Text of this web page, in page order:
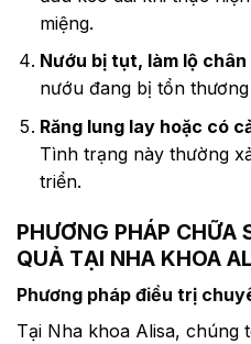
miệng.
Nướu bị tụt, làm lộ chân
nướu đang bị tổn
Răng lung lay hoặc có
Tình trạng này thường
triển.
PHƯƠNG PHÁP CHỮA
QUẢ TẠI NHA KHOA
Phương pháp điều trị
Tại Nha khoa Alisa, chúng